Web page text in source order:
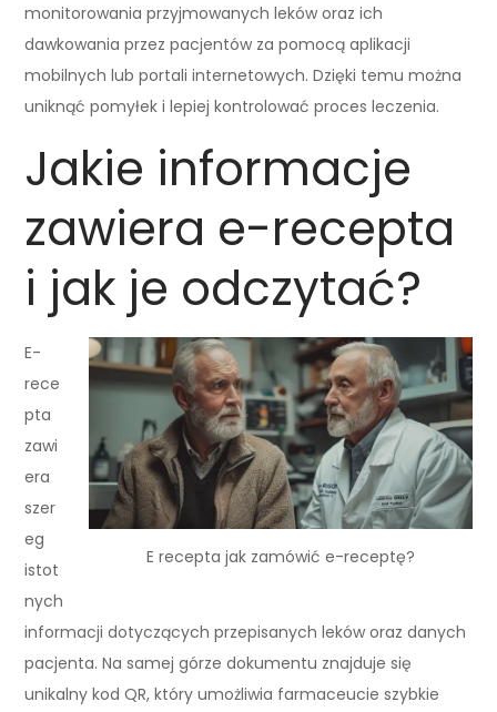
monitorowania przyjmowanych leków oraz ich
dawkowania przez pacjentów za pomocą aplikacji
mobilnych lub portali internetowych. Dzięki temu można
uniknąć pomyłek i lepiej kontrolować proces leczenia.
Jakie informacje
zawiera e-recepta
i jak je odczytać?
E recepta jak zamówić e-receptę?
E-
rece
pta
zawi
era
szer
eg
istot
nych
informacji dotyczących przepisanych leków oraz danych
pacjenta. Na samej górze dokumentu znajduje się
unikalny kod QR, który umożliwia farmaceucie szybkie